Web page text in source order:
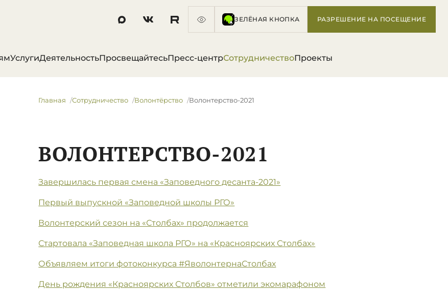
ЗЕЛЁНАЯ КНОПКА РАЗРЕШЕНИЕ НА ПОСЕЩЕНИЕ
УслугиДеятельностьПросвещайтесьПресс-центрСотрудничествоПроекты
Главная Сотрудничество Волонтёрство Волонтерство-2021
ВОЛОНТЕРСТВО-2021
Завершилась первая смена «Заповедного десанта-2021»
Первый выпускной «Заповедной школы РГО»
Волонтерский сезон на «Столбах» продолжается
Стартовала «Заповедная школа РГО» на «Красноярских Столбах»
Объявляем итоги фотоконкурса #ЯволонтернаСтолбах
День рождения «Красноярских Столбов» отметили экомарафоном